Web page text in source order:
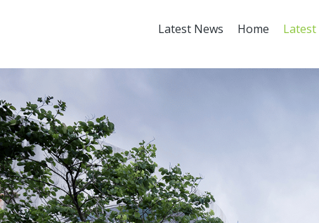
Latest News Home Latest